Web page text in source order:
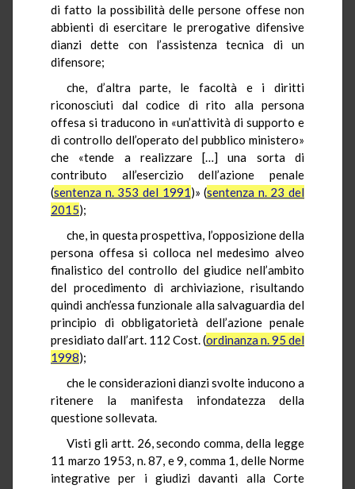
di fatto la possibilità delle persone offese non
abbienti di esercitare le prerogative difensive
dianzi dette con l’assistenza tecnica di un
difensore;
che, d’altra parte, le facoltà e i diritti
riconosciuti dal codice di rito alla persona
offesa si traducono in «un’attività di supporto e
di controllo dell’operato del pubblico ministero»
che «tende a realizzare […] una sorta di
contributo all’esercizio dell’azione penale
(sentenza n. 353 del 1991)» (sentenza n. 23 del
2015);
che, in questa prospettiva, l’opposizione della
persona offesa si colloca nel medesimo alveo
finalistico del controllo del giudice nell’ambito
del procedimento di archiviazione, risultando
quindi anch’essa funzionale alla salvaguardia del
principio di obbligatorietà dell’azione penale
presidiato dall’art. 112 Cost. (ordinanza n. 95 del
1998);
che le considerazioni dianzi svolte inducono a
ritenere la manifesta infondatezza della
questione sollevata.
Visti gli artt. 26, secondo comma, della legge
11 marzo 1953, n. 87, e 9, comma 1, delle Norme
integrative per i giudizi davanti alla Corte